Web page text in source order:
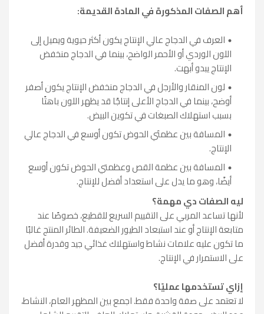
أهم الصفات المذكورة في المادة القديمة:
العرف في الدجاج عالي الإنتاج يكون أكثر حيوية ويميل إلى
اللون الوردي أو الأحمر الواضح، بينما في الدجاج منخفض
الإنتاج يبدو أبهت.
لون المنقار والأرجل في الدجاج منخفض الإنتاج يكون أصفر
أوضح، بينما في الدجاج الأعلى إنتاجًا قد يظهر اللون باهتًا
بسبب استهلاك الصبغات في تكوين البيض.
المسافة بين عظمتَي الحوض تكون أوسع في الدجاج عالي
الإنتاج.
المسافة بين عظمة القص وعظمتي الحوض تكون أوسع
أيضًا، وهو ما يدل على استعداد أفضل للإنتاج.
ليه الصفات دي مهمة؟
لأنها تساعد المربي على التقييم السريع للقطيع، خصوصًا عند
متابعة الإنتاج أو عند استبعاد الطيور الضعيفة. الطائر المنتج غالبًا
ما تكون عليه علامات نشاط واستهلاك غذائي جيد وقدرة أفضل
على الاستمرار في الإنتاج.
إزاي تستخدمها عمليًا؟
لا تعتمد على صفة واحدة فقط. اجمع بين المظهر العام، النشاط،